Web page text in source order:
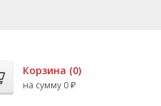
Корзина (0)
на сумму 0 ₽